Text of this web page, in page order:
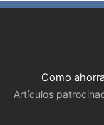
Como
Artículos